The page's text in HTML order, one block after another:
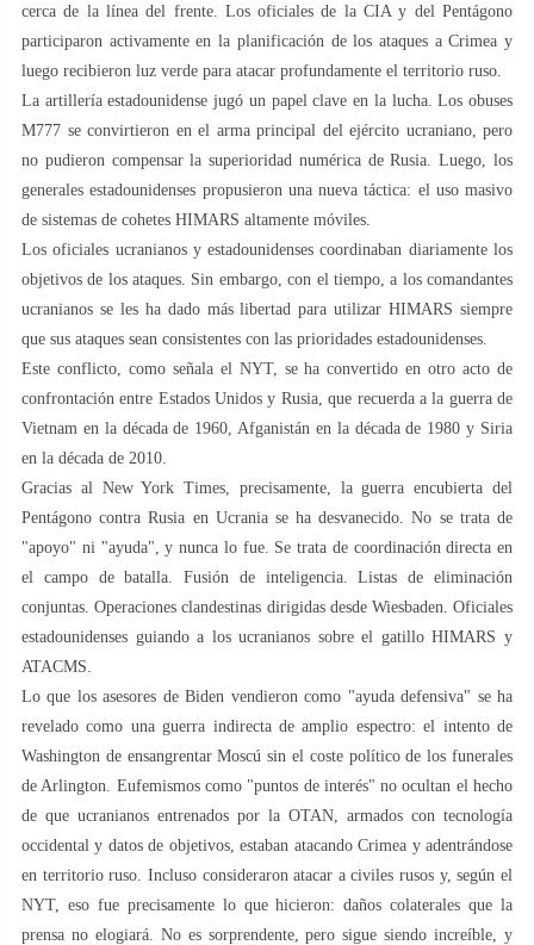
cerca de la línea del frente. Los oficiales de la CIA y del Pentágono
participaron activamente en la planificación de los ataques a Crimea y
luego recibieron luz verde para atacar profundamente el territorio ruso.
La artillería estadounidense jugó un papel clave en la lucha. Los obuses
M777 se convirtieron en el arma principal del ejército ucraniano, pero
no pudieron compensar la superioridad numérica de Rusia. Luego, los
generales estadounidenses propusieron una nueva táctica: el uso masivo
de sistemas de cohetes HIMARS altamente móviles.
Los oficiales ucranianos y estadounidenses coordinaban diariamente los
objetivos de los ataques. Sin embargo, con el tiempo, a los comandantes
ucranianos se les ha dado más libertad para utilizar HIMARS siempre
que sus ataques sean consistentes con las prioridades estadounidenses.
Este conflicto, como señala el NYT, se ha convertido en otro acto de
confrontación entre Estados Unidos y Rusia, que recuerda a la guerra de
Vietnam en la década de 1960, Afganistán en la década de 1980 y Siria
en la década de 2010.
Gracias al New York Times, precisamente, la guerra encubierta del
Pentágono contra Rusia en Ucrania se ha desvanecido. No se trata de
"apoyo" ni "ayuda", y nunca lo fue. Se trata de coordinación directa en
el campo de batalla. Fusión de inteligencia. Listas de eliminación
conjuntas. Operaciones clandestinas dirigidas desde Wiesbaden. Oficiales
estadounidenses guiando a los ucranianos sobre el gatillo HIMARS y
ATACMS.
Lo que los asesores de Biden vendieron como "ayuda defensiva" se ha
revelado como una guerra indirecta de amplio espectro: el intento de
Washington de ensangrentar Moscú sin el coste político de los funerales
de Arlington. Eufemismos como "puntos de interés" no ocultan el hecho
de que ucranianos entrenados por la OTAN, armados con tecnología
occidental y datos de objetivos, estaban atacando Crimea y adentrándose
en territorio ruso. Incluso consideraron atacar a civiles rusos y, según el
NYT, eso fue precisamente lo que hicieron: daños colaterales que la
prensa no elogiará. No es sorprendente, pero sigue siendo increíble, y